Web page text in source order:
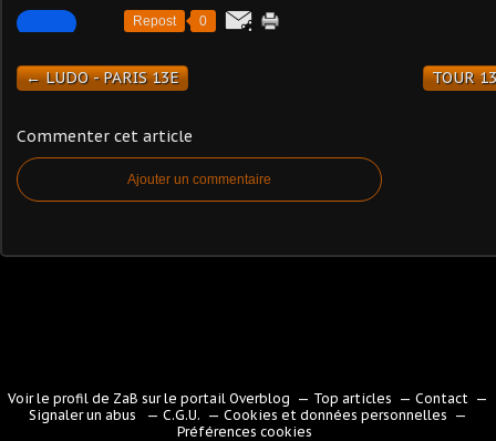
Repost 0
← LUDO - PARIS 13E TOUR
Commenter cet article
Ajouter un commentaire
Voir le profil de ZaB sur le portail Overblog Top articles
Contact
Signaler un abus
C.G.U.
Cookies et données personnelles
Préférences cookies